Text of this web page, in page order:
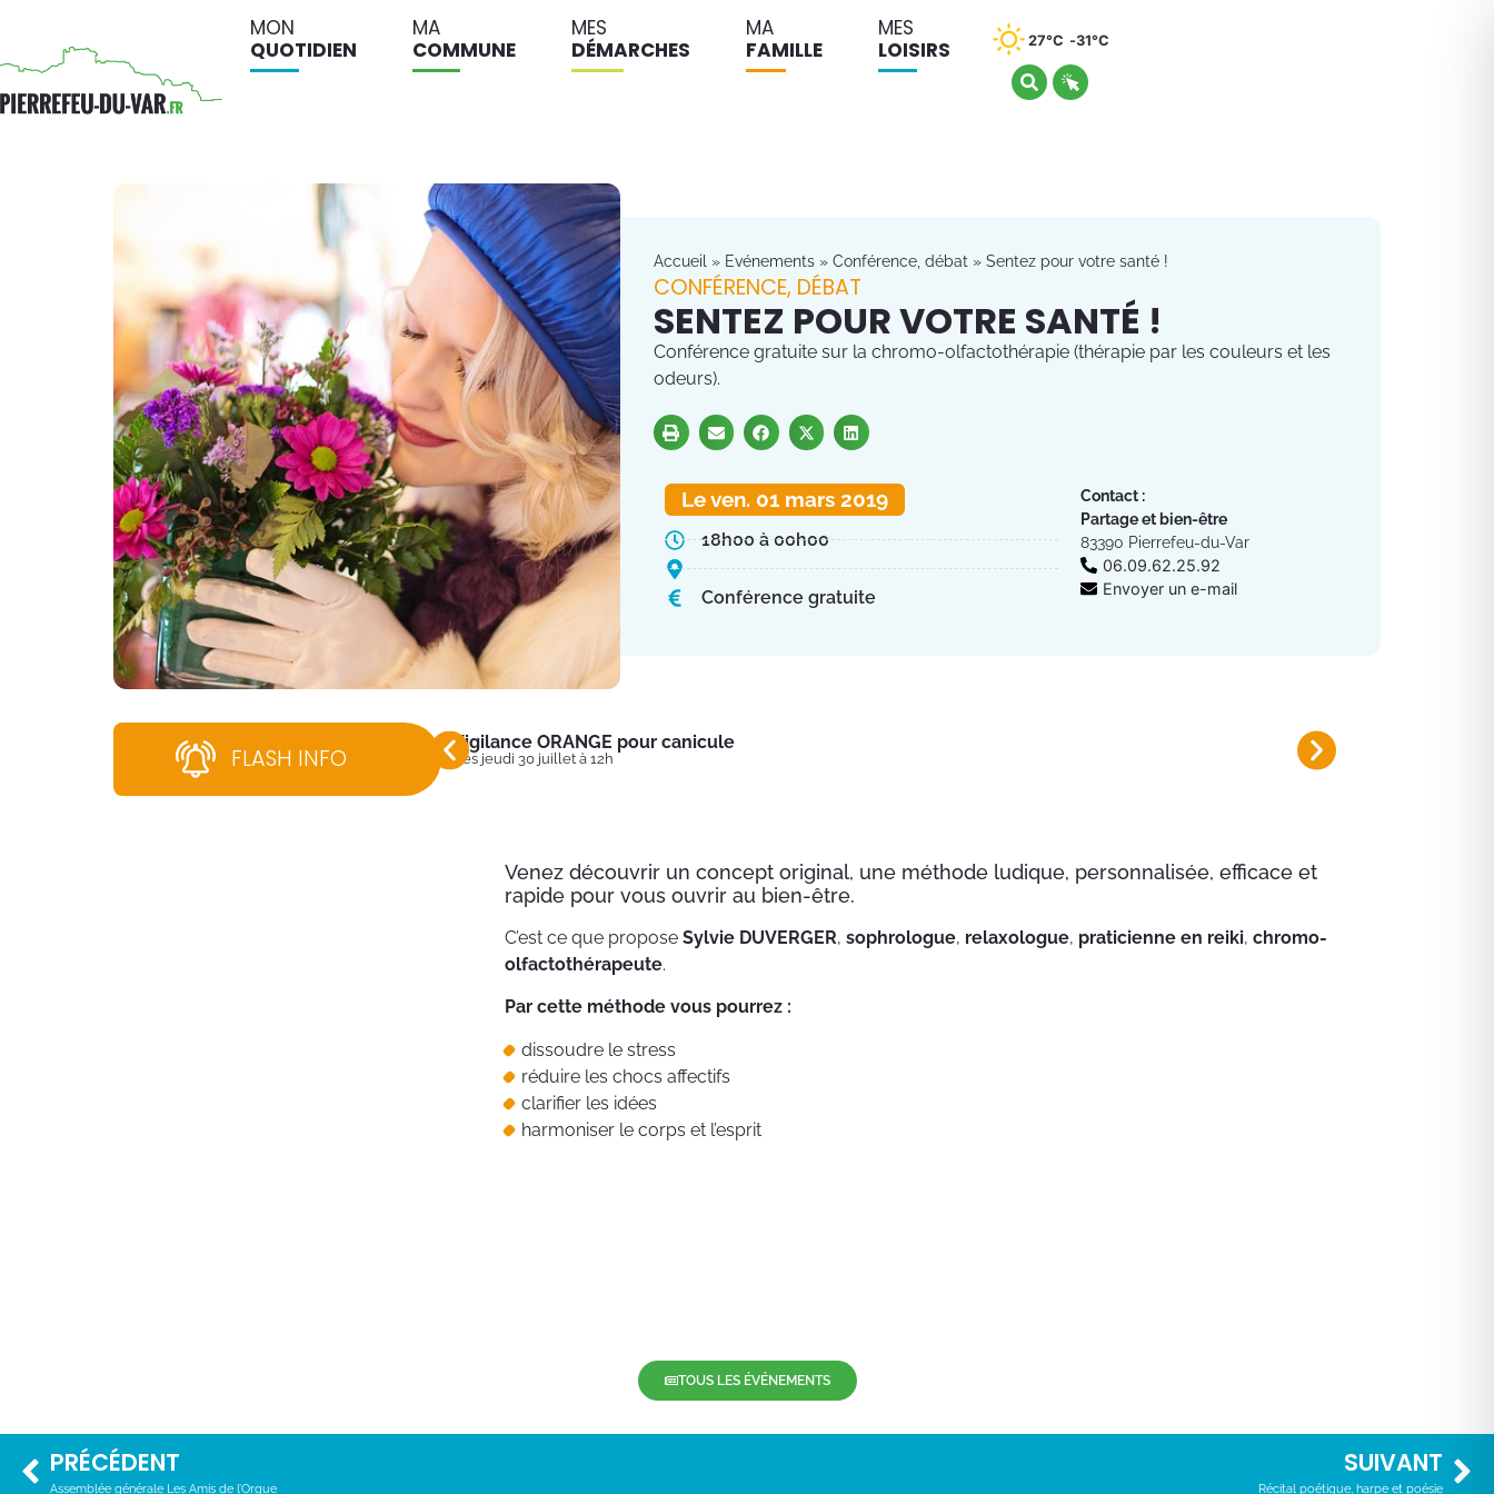
MON
QUOTIDIEN
MA
COMMUNE
MES
DÉMARCHES
MA
FAMILLE
MES
LOISIRS
27°C 31°C
Accueil » Evénements » Conférence, débat » Sentez pour votre santé !
CONFÉRENCE, DÉBAT
SENTEZ POUR VOTRE SANTÉ !
Conférence gratuite sur la chromo-olfactothérapie (thérapie par les couleurs et les
odeurs).
Le ven. 01 mars 2019
18h00 à 00h00
Conférence gratuite
Contact :
Partage et bien-être
83390 Pierrefeu-du-Var
06.09.62.25.92
Envoyer un e-mail
FLASH INFO
Vigilance ORANGE pour canicule
Dès jeudi 30 juillet à 12h
Plan canicule 2026
Inscrivez-vous sur le registre
Venez découvrir un concept original, une méthode ludique, personnalisée, efficace et
rapide pour vous ouvrir au bien-être.
C’est ce que propose Sylvie DUVERGER, sophrologue, relaxologue, praticienne en reiki, chromo-
olfactothérapeute.
Par cette méthode vous pourrez :
dissoudre le stress
réduire les chocs affectifs
clarifier les idées
harmoniser le corps et l’esprit
TOUS LES ÉVÉNEMENTS
PRÉCÉDENT
Assemblée générale Les Amis de l’Orgue
SUIVANT
Récital poétique, harpe et poésie